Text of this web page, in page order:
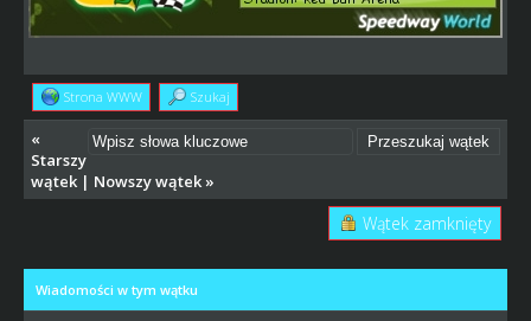
Strona WWW Szukaj
«
Starszy
wątek| Nowszy wątek»
Wątek zamknięty
Wiadomości w tym wątku